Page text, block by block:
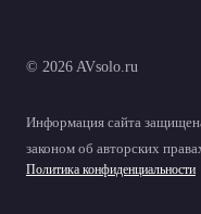
© 2026 AVsolo.ru
Информация сайта
законом об авторских
Политика конфиденциальности